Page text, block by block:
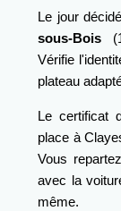
Le jour
sous-Bois
Vérifie
plateau
Le certificat
place à
Vous
avec la
même.